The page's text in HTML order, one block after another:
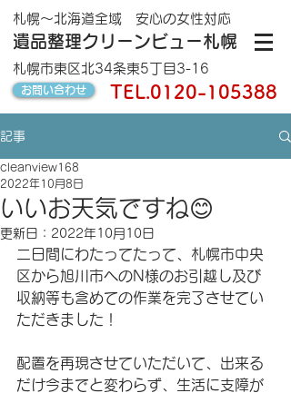
遺品整理クリーンビュー札幌
札幌～北海道全域 安心の女性対応
札幌市東区北34条東5丁目3-16
お問い合わせ TEL.0120-105388
記事
いいお天気ですね😊
cleanview168
2022年10月8日
更新日： 2022年10月10日
二日間にわたってたって、札幌市中央
区から旭川市へのN様のお引越し及び
収納等も含めての作業を完了させてい
ただきました！
配置を再現させていただいて、出来る
だけ今までと変わらず、生活に支障が